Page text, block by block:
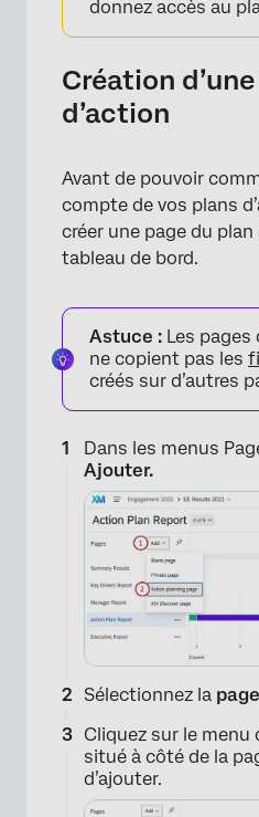
donnez accès au
Création
d’action
Avant de pouvoir
compte de vos plans
créer une page du
tableau de bord.
Astuce : Les pages
ne copient pas les
créés sur d’autres
Dans les menus
Ajouter.
Sélectionnez la
Cliquez sur le menu
situé à côté de la
d’ajouter.